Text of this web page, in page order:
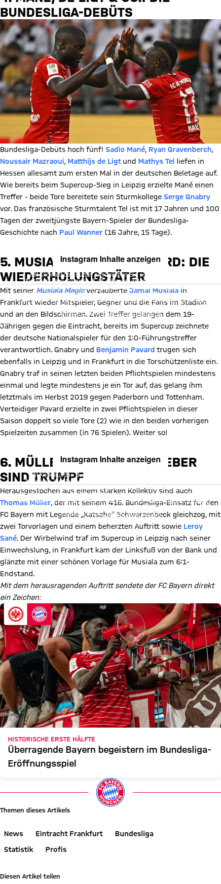
BUNDESLIGA-DEBÜTS
Bundesliga-Debüts hoch fünf! Sadio Mané, Ryan Gravenberch,
Noussair Mazraoui, Matthijs de Ligt und Mathys Tel
liefen in
Hessen allesamt zum ersten Mal in der deutschen Beletage auf.
Wie bereits beim Supercup-Sieg in Leipzig erzielte Mané einen
Treffer - beide Tore bereitete sein Sturmkollege Serge Gnabry
vor. Das französische Sturmtalent Tel ist mit 17 Jahren und 100
Tagen der zweitjüngste Bayern-Spieler der Bundesliga-
Geschichte nach Paul Wanner (16 Jahre, 15 Tage).
5. MUSIALA, GNABRY, PAVARD: DIE
WIEDERHOLUNGSTÄTER
Instagram Inhalte anzeigen
Mit Klick auf den Button ermöglichen Sie es diesem sozialen
Netzwerk, Ihre Daten (z. B. IP-Adresse) mit Hilfe von Cookies zu
verarbeiten. Vorher kann das soziale Netzwerk keine Daten über Sie
erheben, um Ihnen die Inhalte anzuzeigen. Diese Einstellung wird für
alle Inhalte des sozialen Netzwerks auf unserer Website gespeichert
und Sie können dies jederzeit in der Cookie-Einwilligungslösung
ändern. Details:Datenschutzerklärung
Mit seiner Musiala Magicverzauberte Jamal Musiala in
Frankfurt wieder Mitspieler, Gegner und die Fans im Stadion
und an den Bildschirmen. Zwei Treffer gelangen dem 19-
Jährigen gegen die Eintracht, bereits im Supercup zeichnete
der deutsche Nationalspieler für den 1:0-Führungstreffer
verantwortlich. Gnabry und Benjamin Pavard trugen sich
ebenfalls in Leipzig und in Frankfurt in die Torschützenliste ein.
Gnabry traf in seinen letzten beiden Pflichtspielen mindestens
einmal und legte mindestens je ein Tor auf, das gelang ihm
letztmals im Herbst 2019 gegen Paderborn und Tottenham.
Verteidiger Pavard erzielte in zwei Pflichtspielen in dieser
Saison doppelt so viele Tore (2) wie in den beiden vorherigen
Spielzeiten zusammen (in 76 Spielen). Weiter so!
6. MÜLLER, SANÉ: ASSISTGEBER
SIND TRUMPF
Instagram Inhalte anzeigen
Mit Klick auf den Button ermöglichen Sie es diesem sozialen
Netzwerk, Ihre Daten (z. B. IP-Adresse) mit Hilfe von Cookies zu
verarbeiten. Vorher kann das soziale Netzwerk keine Daten über Sie
erheben, um Ihnen die Inhalte anzuzeigen. Diese Einstellung wird für
alle Inhalte des sozialen Netzwerks auf unserer Website gespeichert
und Sie können dies jederzeit in derCookie-Einwilligungslösung
ändern. Details:Datenschutzerklärung
Herausgestochen aus einem starken Kollektiv sind auch
Thomas Müller, der mit seinem 416. Bundesliga-Einsatz für den
FC Bayern mit Legende „Katsche“ Schwarzenbeck gleichzog, mit
zwei Torvorlagen und einem beherzten Auftritt sowie Leroy
Sané. Der Wirbelwind traf im Supercup in Leipzig nach seiner
Einwechslung, in Frankfurt kam der Linksfuß von der Bank und
glänzte mit einer schönen Vorlage für Musiala zum 6:1-
Endstand.
Mit dem herausragenden Auftritt sendete der FC Bayern direkt
ein Zeichen:
HISTORISCHE ERSTE HÄLFTE
Überragende Bayern begeistern im Bundesliga-
Eröffnungsspiel
Themen dieses Artikels
News Eintracht Frankfurt
Bundesliga
Statistik
Profis
Diesen Artikel teilen